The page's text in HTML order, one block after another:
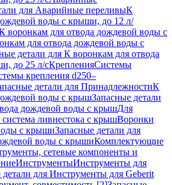
для Аварийные переливыК
воды с крыши, до 12 л/
воронкам для отвода дождевой воды с
для отвода дождевой воды с
детали для К воронкам для отвода
до 25 л/сКрепленияСистемы
крепления d250–
детали для ПринадлежностиК
воды с крышЗапасные детали
дождевой воды с крышДля
ливнестока с крышВоронки
с крышиЗапасные детали для
воды с крышиКомплектующие
сетевые компоненты и
ИнструментыИнструменты для
детали для Инструменты для Geberit